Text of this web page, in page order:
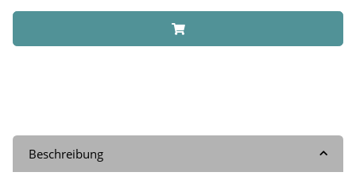
Beschreibung